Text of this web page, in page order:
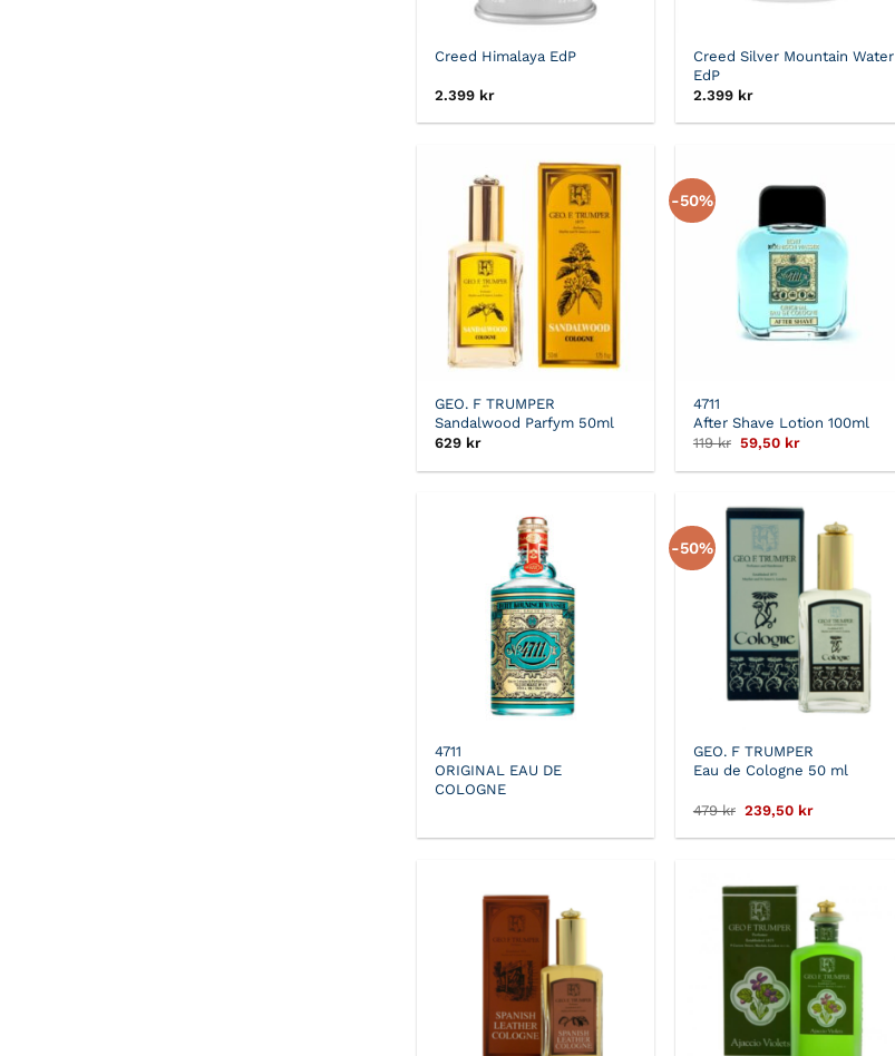
Creed Himalaya EdP
2.399 kr
Creed Silver Mountain Water
EdP
2.399 kr
GEO. F TRUMPER
Sandalwood Parfym 50ml
629 kr
-50%
4711
After Shave Lotion 100ml
119kr Det
priset
59,50 krDet
priset
4711
ORIGINAL EAU DE
COLOGNE
-50%
GEO. F TRUMPER
Eau de Cologne 50 ml
479kr Det
ursprungliga
priset
239,50 krDet
priset